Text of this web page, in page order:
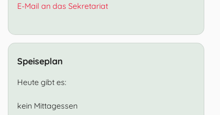
E-Mail an das Sekretariat
Speiseplan
Heute gibt es:
kein Mittagessen